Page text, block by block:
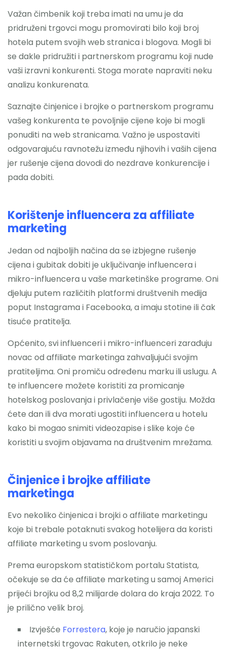
Važan čimbenik koji treba imati na umu je da
pridruženi trgovci mogu promovirati bilo koji broj
hotela putem svojih web stranica i blogova. Mogli bi
se dakle pridružiti i partnerskom programu koji nude
vaši izravni konkurenti. Stoga morate napraviti neku
analizu konkurenata.
Saznajte činjenice i brojke o partnerskom programu
vašeg konkurenta te povoljnije cijene koje bi mogli
ponuditi na web stranicama. Važno je uspostaviti
odgovarajuću ravnotežu između njihovih i vaših cijena
jer rušenje cijena dovodi do nezdrave konkurencije i
pada dobiti.
Korištenje influencera za affiliate
marketing
Jedan od najboljih načina da se izbjegne rušenje
cijena i gubitak dobiti je uključivanje influencera i
mikro-influencera u vaše marketinške programe. Oni
djeluju putem različitih platformi društvenih medija
poput Instagrama i Facebooka, a imaju stotine ili čak
tisuće pratitelja.
Općenito, svi influenceri i mikro-influenceri zarađuju
novac od affiliate marketinga zahvaljujući svojim
pratiteljima. Oni promiču određenu marku ili uslugu. A
te influencere možete koristiti za promicanje
hotelskog poslovanja i privlačenje više gostiju. Možda
ćete dan ili dva morati ugostiti influencera u hotelu
kako bi mogao snimiti videozapise i slike koje će
koristiti u svojim objavama na društvenim mrežama.
Činjenice i brojke affiliate
marketinga
Evo nekoliko činjenica i brojki o affiliate marketingu
koje bi trebale potaknuti svakog hotelijera da koristi
affiliate marketing u svom poslovanju.
Prema europskom statističkom portalu Statista,
očekuje se da će affiliate marketing u samoj Americi
prijeći brojku od 8,2 milijarde dolara do kraja 2022. To
je prilično velik broj.
Izvješće Forrestera, koje je naručio japanski
internetski trgovac Rakuten, otkrilo je neke